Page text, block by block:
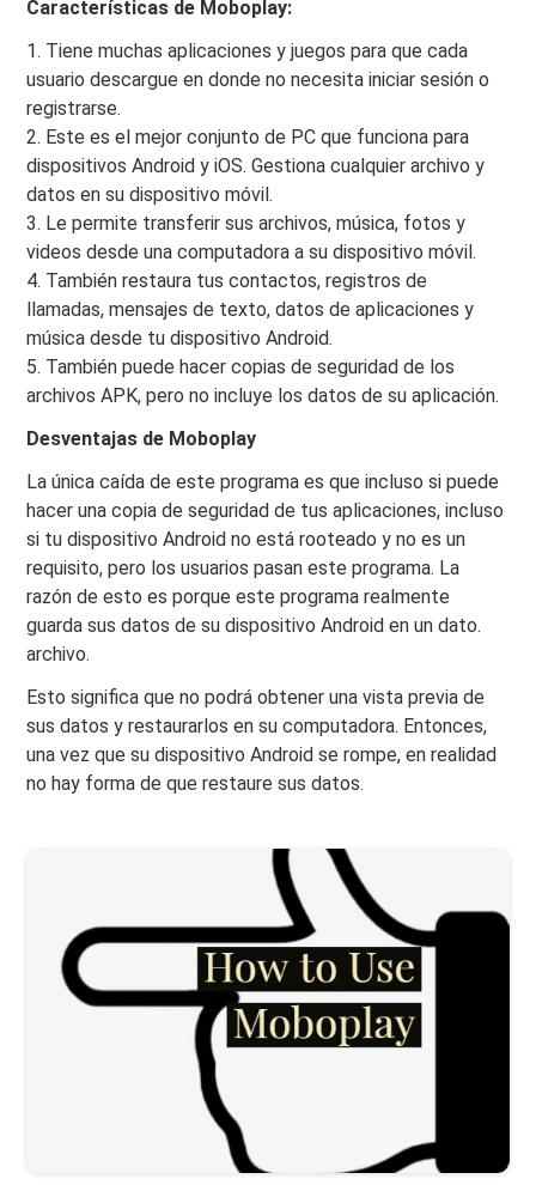
Características de Moboplay:
1. Tiene muchas aplicaciones y juegos para que cada
usuario descargue en donde no necesita iniciar sesión o
registrarse.
2. Este es el mejor conjunto de PC que funciona para
dispositivos Android y iOS. Gestiona cualquier archivo y
datos en su dispositivo móvil.
3. Le permite transferir sus archivos, música, fotos y
videos desde una computadora a su dispositivo móvil.
4. También restaura tus contactos, registros de
llamadas, mensajes de texto, datos de aplicaciones y
música desde tu dispositivo Android.
5. También puede hacer copias de seguridad de los
archivos APK, pero no incluye los datos de su aplicación.
Desventajas de Moboplay
La única caída de este programa es que incluso si puede
hacer una copia de seguridad de tus aplicaciones, incluso
si tu dispositivo Android no está rooteado y no es un
requisito, pero los usuarios pasan este programa. La
razón de esto es porque este programa realmente
guarda sus datos de su dispositivo Android en un dato.
archivo.
Esto significa que no podrá obtener una vista previa de
sus datos y restaurarlos en su computadora. Entonces,
una vez que su dispositivo Android se rompe, en realidad
no hay forma de que restaure sus datos.